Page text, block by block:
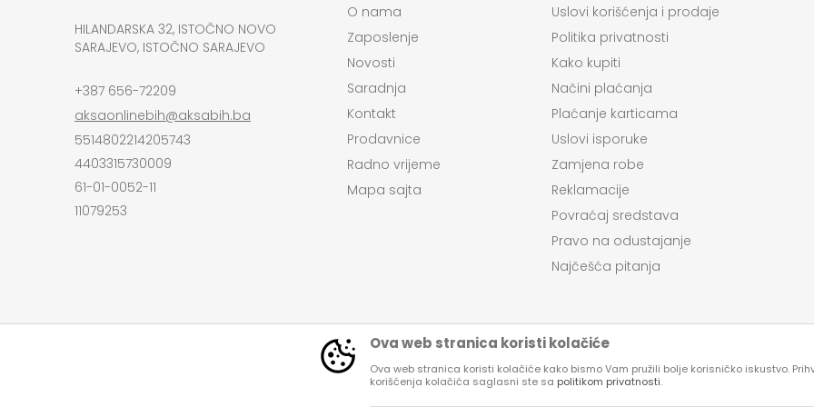
HILANDARSKA 32, ISTOČNO NOVO
SARAJEVO, ISTOČNO SARAJEVO
+387 656-72209
aksaonlinebih@aksabih.ba
5514802214205743
4403315730009
61-01-0052-11
11079253
O nama
Zaposlenje
Novosti
Saradnja
Kontakt
Prodavnice
Radno vrijeme
Mapa sajta
Uslovi korišćenja i prodaje
Politika privatnosti
Kako kupiti
Načini plaćanja
Plaćanje karticama
Uslovi isporuke
Zamjena robe
Reklamacije
Povraćaj sredstava
Pravo na odustajanje
Najčešća pitanja
Ova web stranica koristi kolačiće
Ova web stranica koristi kolačiće kako bismo Vam pružili bolje korisničko iskustvo.
korišćenja kolačića saglasni ste sa politikom privatnosti.